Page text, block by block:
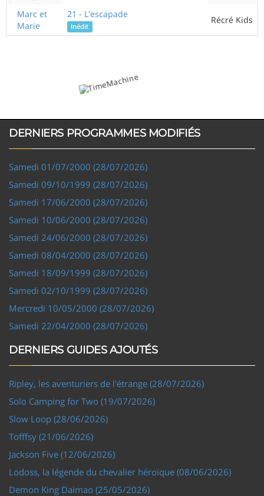
Marc et
Marie
21 - L'escapade
Inédit
Récré Kids
DERNIERS PROGRAMMES MODIFIÉS
Samedi 01/07/2000 (28/07/2026)
Samedi 09/10/1999 (28/07/2026)
Samedi 17/06/2000 (28/07/2026)
Samedi 10/06/2000 (28/07/2026)
Samedi 24/06/2000 (28/07/2026)
Samedi 08/04/2000 (28/07/2026)
Samedi 18/09/1999 (28/07/2026)
Samedi 02/10/1999 (28/07/2026)
Mercredi 10/05/2000 (28/07/2026)
Samedi 22/04/2000 (28/07/2026)
DERNIERS GUIDES AJOUTÉS
Ripley, les aventuriers de l'étrange (28/07/2026)
Solo Camping for Two (19/07/2026)
Slow Loop (28/06/2026)
Tofffsy (21/06/2026)
Jackson Five (12/06/2026)
Lodoss, la légende du chevalier héroïque (08/06/2026)
Demon King Daimao (25/05/2026)